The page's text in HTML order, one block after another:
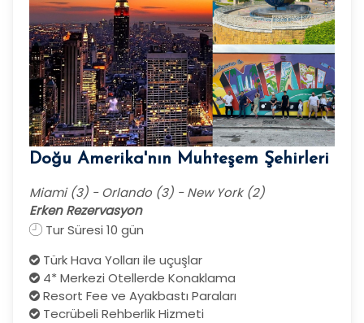
Doğu Amerika'nın Muhteşem Şehirleri
Miami (3) - Orlando (3) - New York (2)
Erken Rezervasyon
Tur Süresi 10 gün
Türk Hava Yolları ile uçuşlar
4* Merkezi Otellerde Konaklama
Resort Fee ve Ayakbastı Paraları
Tecrübeli Rehberlik Hizmeti